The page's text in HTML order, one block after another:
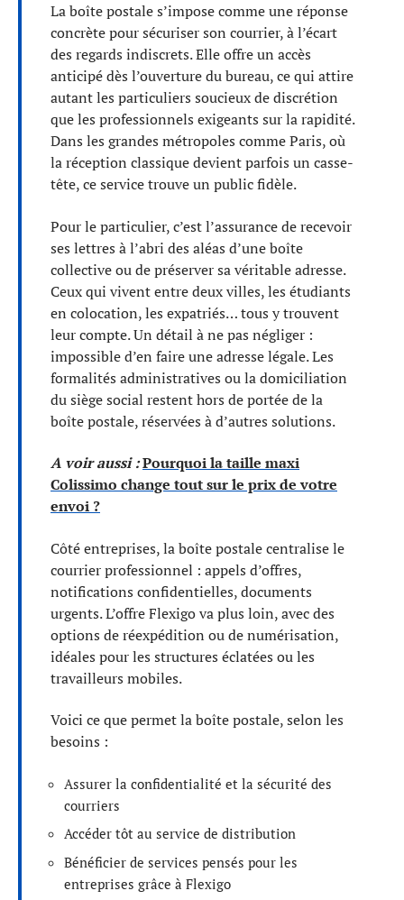
La boîte postale s’impose comme une réponse
concrète pour sécuriser son courrier, à l’écart
des regards indiscrets. Elle offre un accès
anticipé dès l’ouverture du bureau, ce qui attire
autant les particuliers soucieux de discrétion
que les professionnels exigeants sur la rapidité.
Dans les grandes métropoles comme Paris, où
la réception classique devient parfois un casse-
tête, ce service trouve un public fidèle.
Pour le particulier, c’est l’assurance de recevoir
ses lettres à l’abri des aléas d’une boîte
collective ou de préserver sa véritable adresse.
Ceux qui vivent entre deux villes, les étudiants
en colocation, les expatriés… tous y trouvent
leur compte. Un détail à ne pas négliger :
impossible d’en faire une adresse légale. Les
formalités administratives ou la domiciliation
du siège social restent hors de portée de la
boîte postale, réservées à d’autres solutions.
A voir aussi :Pourquoi la taille maxi
Colissimo change tout sur le prix de votre
envoi ?
Côté entreprises, la boîte postale centralise le
courrier professionnel : appels d’offres,
notifications confidentielles, documents
urgents. L’offre Flexigo va plus loin, avec des
options de réexpédition ou de numérisation,
idéales pour les structures éclatées ou les
travailleurs mobiles.
Voici ce que permet la boîte postale, selon les
besoins :
Assurer la confidentialité et la sécurité des
courriers
Accéder tôt au service de distribution
Bénéficier de services pensés pour les
entreprises grâce à Flexigo